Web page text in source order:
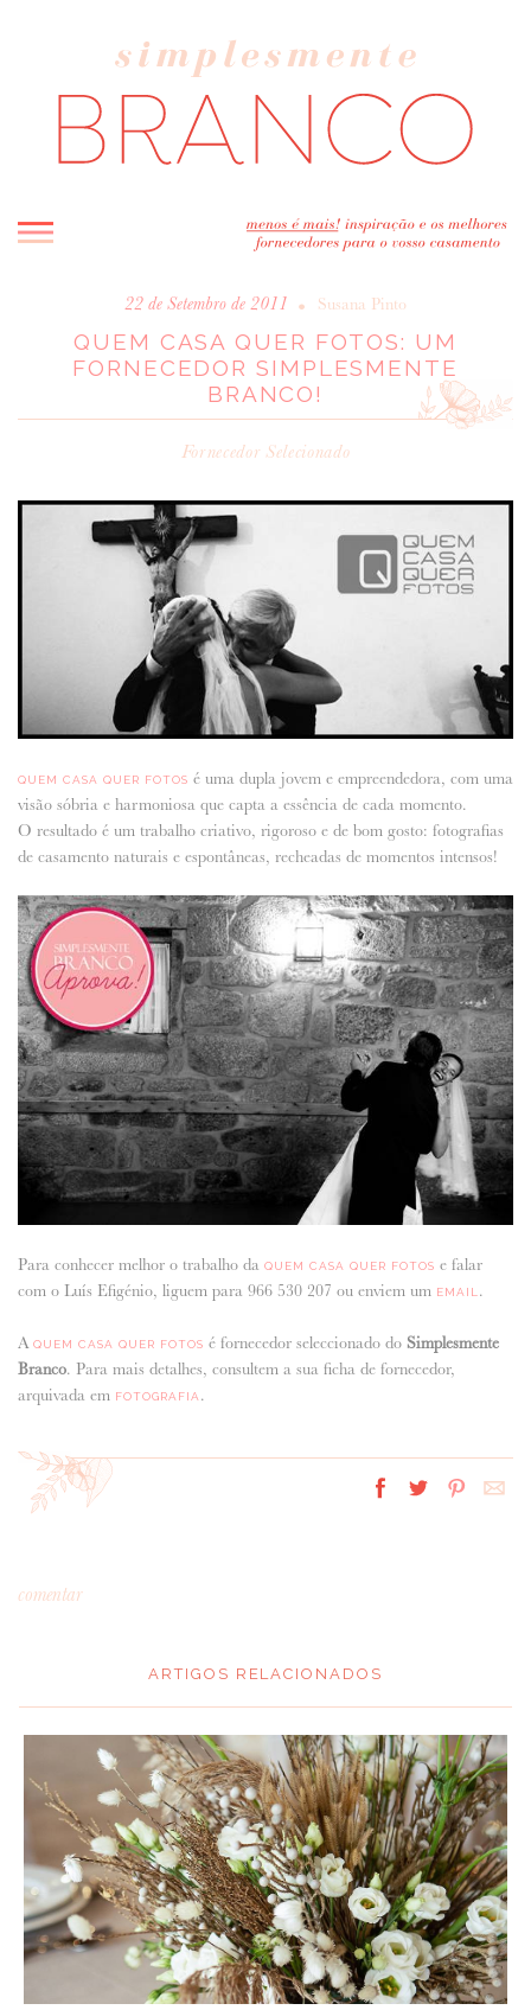
INICIO
BLOG
MELHOR INSPIRAÇÃO
REAL WEDDINGS & EDITORIAIS
FORNECEDORES RECOMENDADOS
ANUNCIE CONNOSCO
22 de Setembro de 2011 • Susana Pinto
QUEM CASA QUER FOTOS: UM
FORNECEDOR SIMPLESMENTE
BRANCO!
Fornecedor Selecionado
QUEM CASA QUER FOTOS é uma dupla jovem e empreendedora, com uma
visão sóbria e harmoniosa que capta a essência de cada momento.
O resultado é um trabalho criativo, rigoroso e de bom gosto: fotografias
de casamento naturais e espontâneas, recheadas de momentos intensos!
Para conhecer melhor o trabalho da QUEM CASA QUER FOTOS e falar
com o Luís Efigénio, liguem para 966 530 207 ou enviem um EMAIL .
A QUEM CASA QUER FOTOS é fornecedor seleccionado do Simplesmente
Branco. Para mais detalhes, consultem a sua ficha de fornecedor,
arquivada em FOTOGRAFIA .
comentar
NOME*:
ARTIGOS RELACIONADOS